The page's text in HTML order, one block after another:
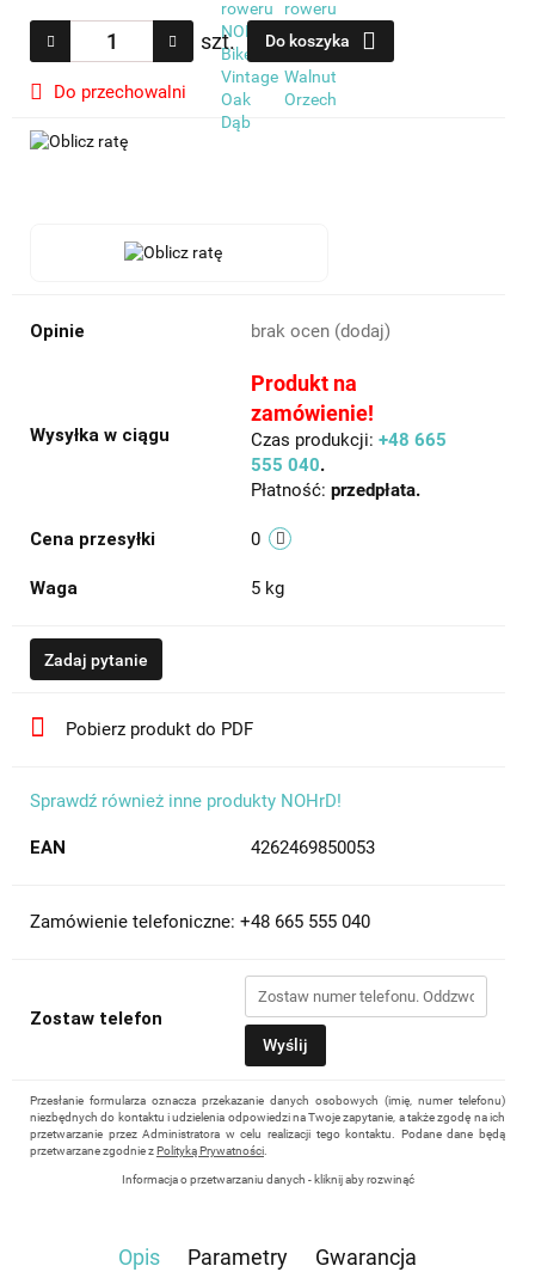
szt. Do koszyka
Do przechowalni
Opinie brak ocen (dodaj)
Wysyłka w ciągu
Produkt na
zamówienie!
Czas produkcji: +48 665
555 040.
Płatność: przedpłata.
Cena przesyłki 0
Waga 5 kg
Zadaj pytanie
Pobierz produkt do PDF
Sprawdź również inne produkty NOHrD!
EAN 4262469850053
Zamówienie telefoniczne: +48 665 555 040
Zostaw telefon
Wyślij
Przesłanie formularza oznacza przekazanie danych osobowych (imię, numer telefonu)
niezbędnych do kontaktu i udzielenia odpowiedzi na Twoje zapytanie, a także zgodę na ich
przetwarzanie przez Administratora w celu realizacji tego kontaktu. Podane dane będą
przetwarzane zgodnie zPolityką Prywatności
Informacja o przetwarzaniu danych - kliknij aby rozwinąć
odpowiedzi, może być w każdej chwili wycofana, kontaktując się z administratorem, np.
Opis Parametry Gwarancja